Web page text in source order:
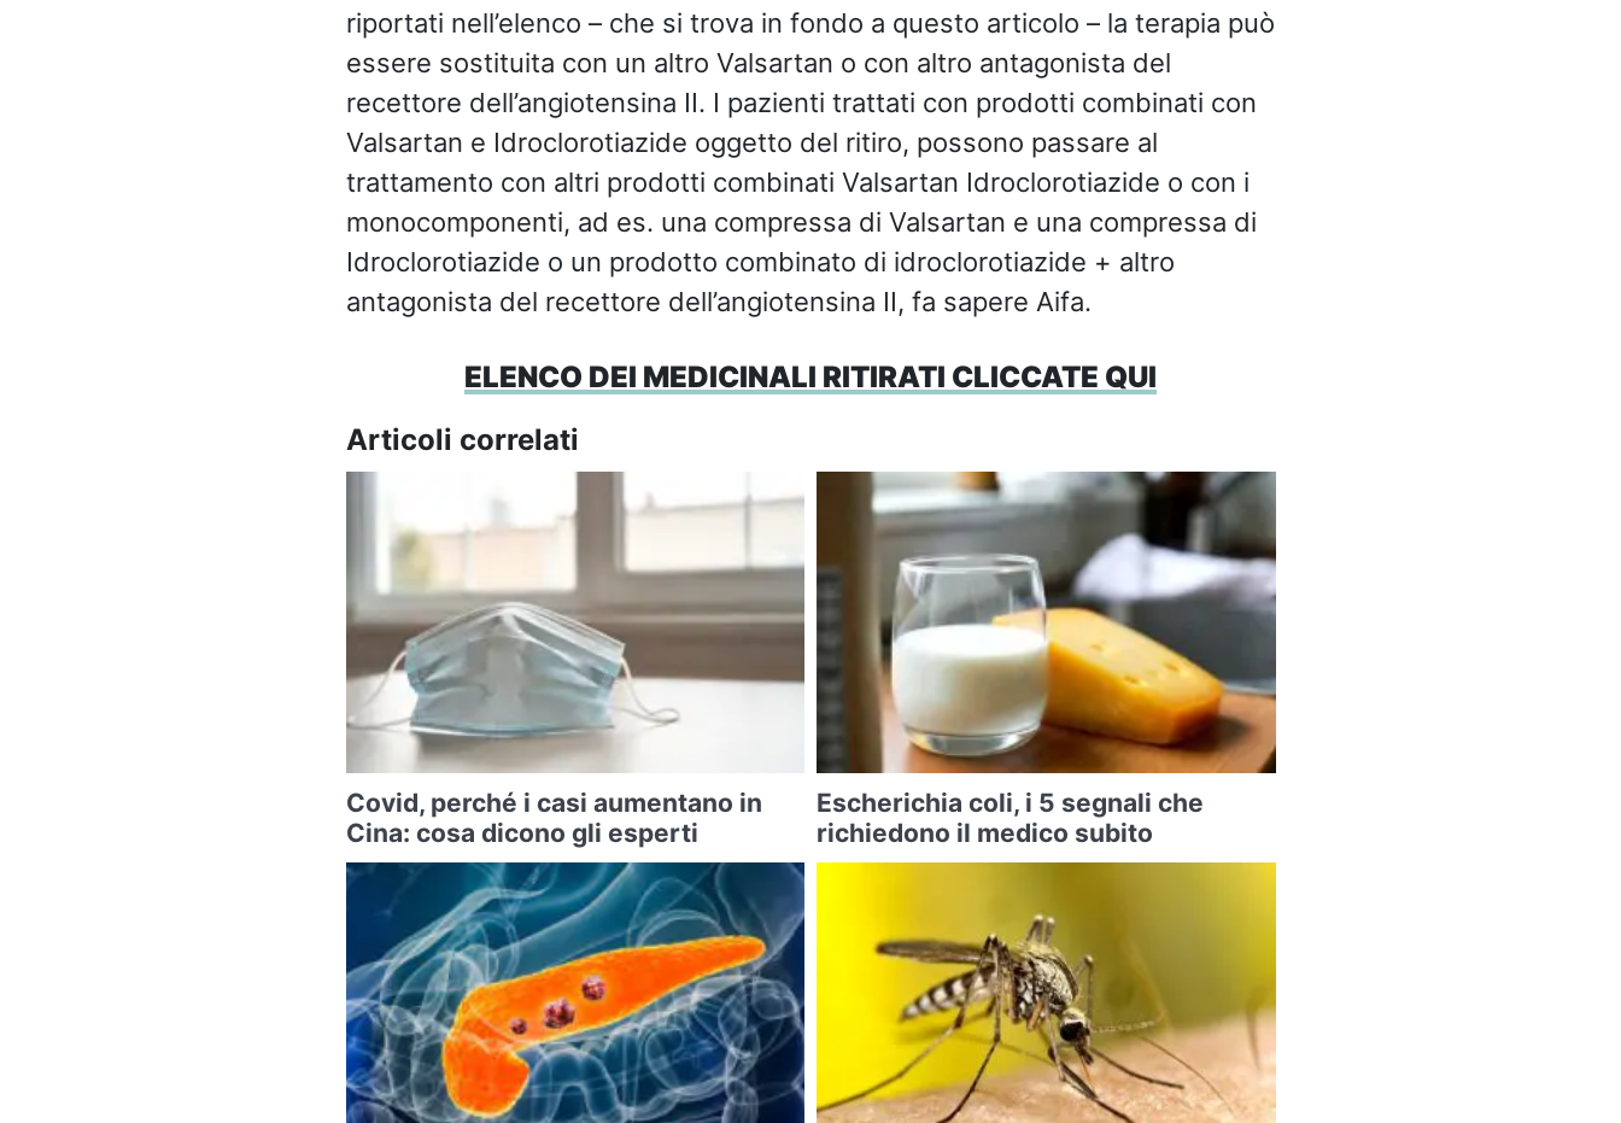
riportati nell’elenco – che si trova in fondo a questo articolo – la terapia può
essere sostituita con un altro Valsartan o con altro antagonista del
recettore dell’angiotensina II. I pazienti trattati con prodotti combinati con
Valsartan e Idroclorotiazide oggetto del ritiro, possono passare al
trattamento con altri prodotti combinati Valsartan Idroclorotiazide o con i
monocomponenti, ad es. una compressa di Valsartan e una compressa di
Idroclorotiazide o un prodotto combinato di idroclorotiazide + altro
antagonista del recettore dell’angiotensina II, fa sapere Aifa.
ELENCO DEI MEDICINALI RITIRATI CLICCATE QUI
Articoli correlati
Covid, perché i casi aumentano in
Cina: cosa dicono gli esperti
Escherichia coli, i 5 segnali che
richiedono il medico subito